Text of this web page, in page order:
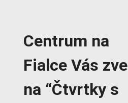
Centrum na
Fialce Vás zve
na “Čtvrtky s